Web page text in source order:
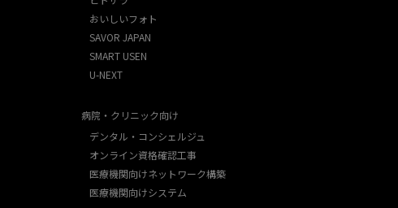
おいしいフォト
SAVOR JAPAN
SMART USEN
U-NEXT
病院・クリニック向け
デンタル・コンシェルジュ
オンライン資格確認工事
医療機関向けネットワーク構築
医療機関向けシステム